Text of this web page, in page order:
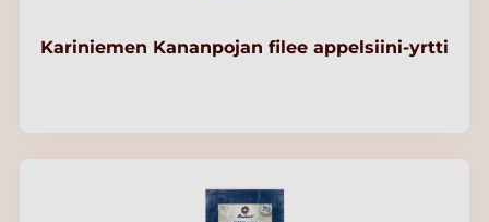
Kariniemen Kananpojan filee appelsiini-yrtti